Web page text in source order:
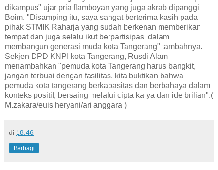
dikampus" ujar pria flamboyan yang juga akrab dipanggil
Boim. "Disamping itu, saya sangat berterima kasih pada
pihak STMIK Raharja yang sudah berkenan memberikan
tempat dan juga selalu ikut berpartisipasi dalam
membangun generasi muda kota Tangerang" tambahnya.
Sekjen DPD KNPI kota Tangerang, Rusdi Alam
menambahkan "pemuda kota Tangerang harus bangkit,
jangan terbuai dengan fasilitas, kita buktikan bahwa
pemuda kota tangerang berkapasitas dan berbahaya dalam
konteks positif, bersaing melalui cipta karya dan ide brilian".(
M.zakara/euis heryani/ari anggara )
di 18.46
Berbagi